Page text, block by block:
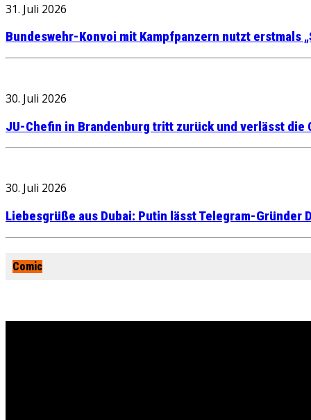
31. Juli 2026
Bundeswehr-Konvoi mit Kampfpanzern nutzt erstmals
30. Juli 2026
JU-Chefin in Brandenburg tritt zurück und verlässt die
30. Juli 2026
Liebesgrüße aus Dubai: Putin lässt Telegram-Gründer
Comic